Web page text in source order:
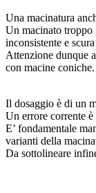
Una macinatura
Un macinato troppo
inconsistente e
Attenzione dunque
con macine coniche.
Il dosaggio è di un
Un errore corrente
E’ fondamentale
varianti della
Da sottolineare